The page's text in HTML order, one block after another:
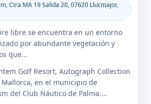
Ctra MA 19 Salida 20, 07620 Llucmajor,
libre se encuentra en un entorno
por abundante vegetación y
que...
Golf Resort, Autograph Collection
en el municipio de
del Club Náutico de Palma....